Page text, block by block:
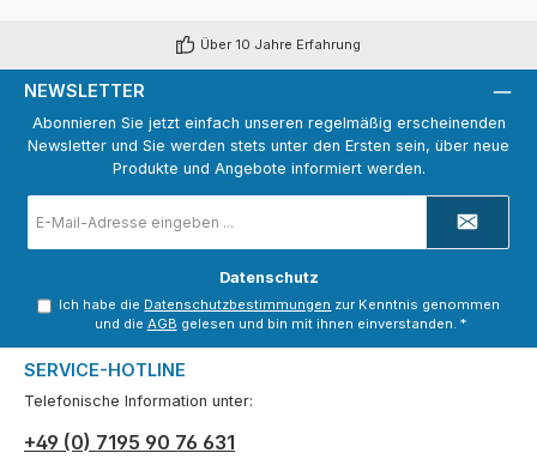
Über 10 Jahre Erfahrung
NEWSLETTER
Abonnieren Sie jetzt einfach unseren regelmäßig erscheinenden
Newsletter und Sie werden stets unter den Ersten sein, über neue
Produkte und Angebote informiert werden.
Mail-
Adresse
Datenschutz
Ich habe die Datenschutzbestimmungen zur Kenntnis genommen
und die AGB gelesen und bin mit ihnen einverstanden. *
SERVICE-HOTLINE
Telefonische Information unter:
+49 (0) 7195 90 76 631